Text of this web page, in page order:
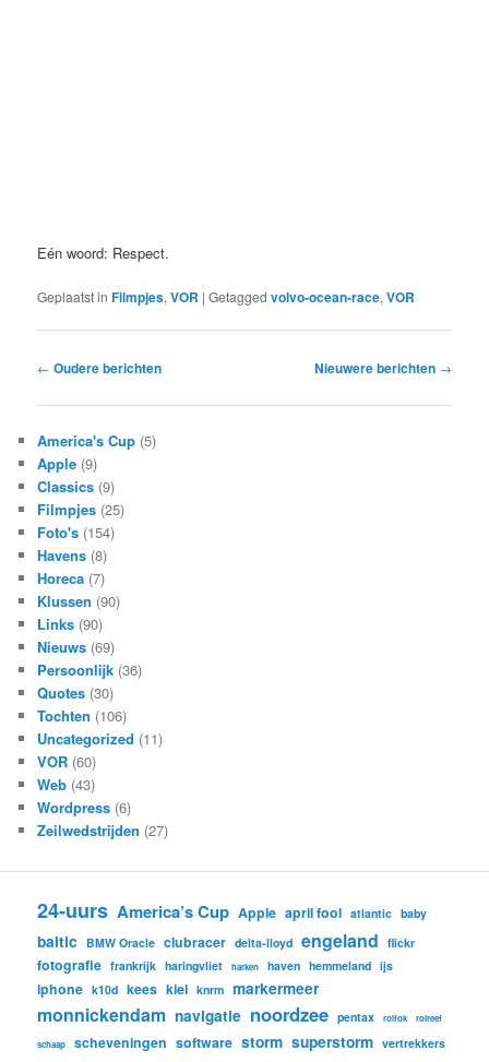
Eén woord: Respect.
Geplaatst in Filmpjes,VOR |Getagged volvo-ocean-race,VOR
Bericht
← Oudere berichten Nieuwere berichten →
America's Cup (5)
Apple (9)
Classics (9)
Filmpjes (25)
Foto's (154)
Havens (8)
Horeca (7)
Klussen (90)
Links (90)
Nieuws (69)
Persoonlijk (36)
Quotes (30)
Tochten (106)
Uncategorized (11)
VOR (60)
Web (43)
Wordpress (6)
Zeilwedstrijden (27)
24-uurs America’s Cup Apple april fool atlantic baby
baltic BMW Oracle clubracer delta-lloyd engeland flickr
fotografie frankrijk haringvliet harken haven hemmeland ijs
iphone k10d kees kiel knrm markermeer
monnickendam navigatie noordzee pentax rolfok rolreef
schaap scheveningen software storm superstorm vertrekkers